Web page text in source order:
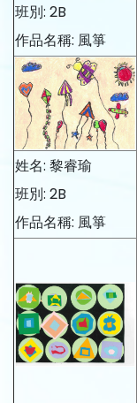
班別: 2B
作品名稱: 風箏
姓名: 黎睿瑜
班別: 2B
作品名稱: 風箏